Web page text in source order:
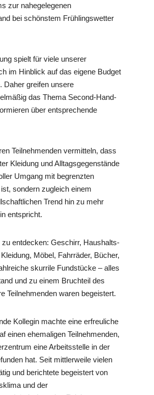
zur nahegelegenen
bei schönstem Frühlingswetter
spielt für viele unserer
im Hinblick auf das eigene Budget
Daher greifen unsere
das Thema Second-Hand-
über entsprechende
Teilnehmenden vermitteln, dass
Kleidung und Alltagsgegenstände
Umgang mit begrenzten
sondern zugleich einem
Trend hin zu mehr
entspricht.
entdecken: Geschirr, Haushalts-
Möbel, Fahrräder, Bücher,
skurrile Fundstücke – alles
und zu einem Bruchteil des
Teilnehmenden waren begeistert.
Kollegin machte eine erfreuliche
einen ehemaligen Teilnehmenden,
eine Arbeitsstelle in der
hat. Seit mittlerweile vielen
und berichtete begeistert von
und der